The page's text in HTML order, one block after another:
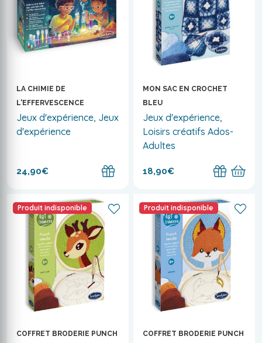
LA CHIMIE DE
L'EFFERVESCENCE
Jeux d'expérience, Jeux
d'expérience
24,90€
MON SAC EN CROCHET
BLEU
Jeux d'expérience,
Loisirs créatifs Ados-
Adultes
18,90€
Produit indisponible
COFFRET BRODERIE PUNCH
Produit indisponible
COFFRET BRODERIE PUNCH